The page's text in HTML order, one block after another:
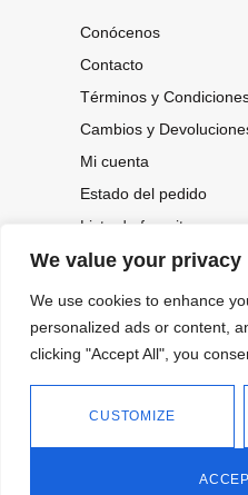
We value your privacy
We use cookies to enhance
personalized ads or content,
clicking "Accept All", you
CUSTOMIZE
Conócenos
Contacto
Términos y
Cambios y
Mi cuenta
Estado del pedido
Lista de favoritos
CONOCE
OFERTAS...
2026.